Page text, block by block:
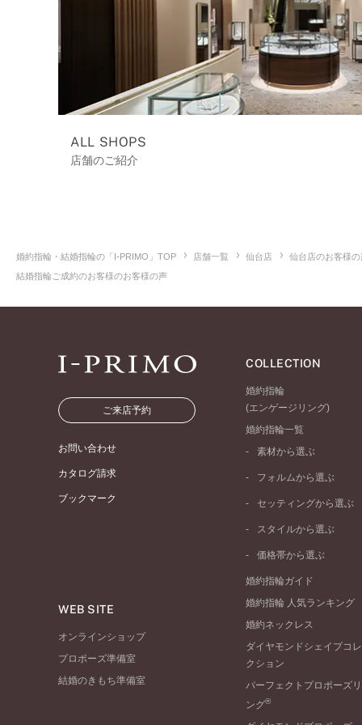
ALL SHOPS
店舗のご紹介
婚約指輪・結婚指輪の「I-PRIMO」TOP 店舗一覧 仙台店
仙台店のお客様
結婚指輪ご成約のお客様のお客様の声
ご来店予約
お問い合わせ
カタログ請求
ブックマーク
WEB SITE
オンラインショップ
プロポーズ準備室
結婚のきもち準備室
COLLECTION
婚約指輪
(エンゲージリング)
婚約指輪一覧
素材から選ぶ
プラチナ
ピンクゴールド
ペールブラウンゴール
フォルムから選ぶ
ストレートライン
V字ライン
セッティングから選ぶ
ソリテール
ダブルサイドメレ
ラインメレ
スタイルから選ぶ
シンプル
モード
エレガント
ゴージャス
価格帯から選ぶ
50万円台～
20万円台～
10万円台～
婚約指輪ガイド
婚約指輪 人気ランキング
婚約ネックレス
ダイヤモンドシェイプコレ
クション
パーフェクトプロポーズリ
ング®